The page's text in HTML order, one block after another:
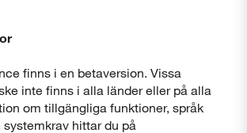
finns i en betaversion. Vissa
inte finns i alla länder eller på alla
om tillgängliga funktioner, språk
hittar du på